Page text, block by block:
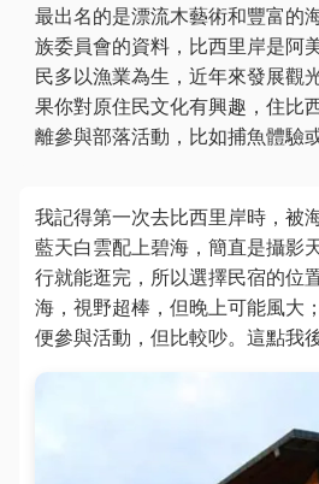
最出名的是漂流木藝術和豐富的
族委員會的資料，比西里岸是阿
民多以漁業為生，近年來發展觀
果你對原住民文化有興趣，住比
離參與部落活動，比如捕魚體驗
我記得第一次去比西里岸時，被
藍天白雲配上碧海，簡直是攝影
行就能逛完，所以選擇民宿的位
海，視野超棒，但晚上可能風大
便參與活動，但比較吵。這點我